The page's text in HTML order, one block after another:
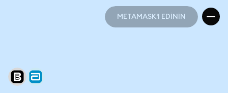
METAMASK'I EDİNİN